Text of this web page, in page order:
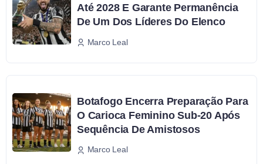
Até 2028 E Garante Permanência
De Um Dos Líderes Do Elenco
Marco Leal
Botafogo Encerra Preparação Para
O Carioca Feminino Sub-20 Após
Sequência De Amistosos
Marco Leal